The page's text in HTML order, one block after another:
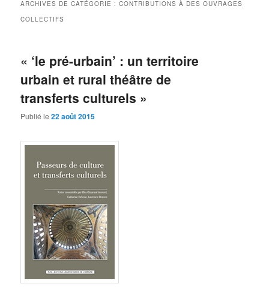
ARCHIVES DE CATÉGORIE :CONTRIBUTIONS À DES OUVRAGES
COLLECTIFS
« ‘le pré-urbain’ : un territoire
urbain et rural théâtre de
transferts culturels »
Publié le22 août 2015